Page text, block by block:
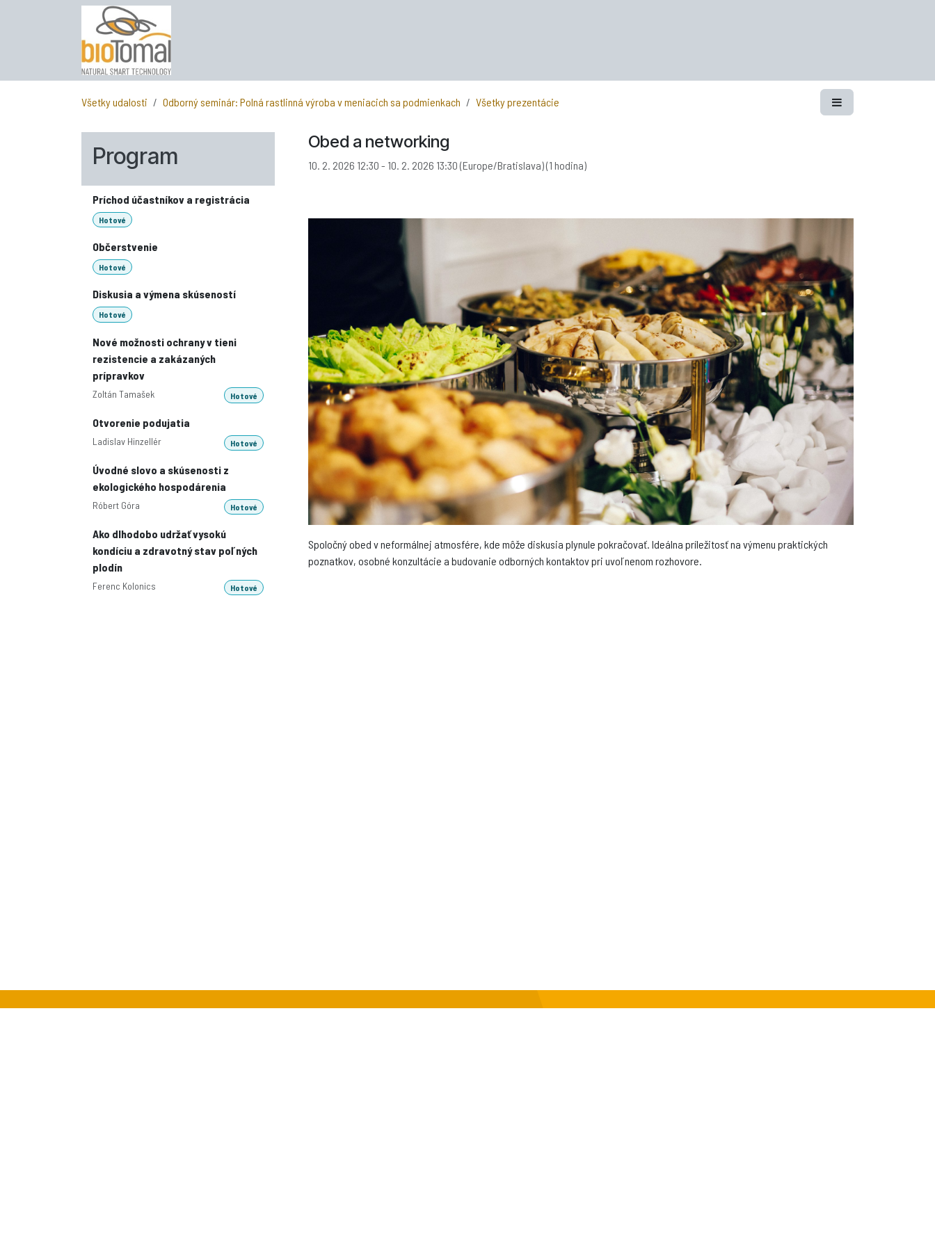
Všetky udalosti Odborný seminár: Polná rastlinná výroba v meniacich sa podmienkach Všetky prezentácie
Program
Príchod účastníkov a registrácia
Hotové
Občerstvenie
Hotové
Diskusia a výmena skúseností
Hotové
Nové možnosti ochrany v tieni
rezistencie a zakázaných
prípravkov
Zoltán Tamašek Hotové
Otvorenie podujatia
Ladislav Hinzellér Hotové
Úvodné slovo a skúsenosti z
ekologického hospodárenia
Róbert Góra Hotové
Ako dlhodobo udržať vysokú
kondíciu a zdravotný stav poľných
plodín
Ferenc Kolonics Hotové
Obed a networking
10. 2. 2026 12:30 - 10. 2. 2026 13:30(Europe/Bratislava) (1 hodina)
Spoločný obed v neformálnej atmosfére, kde môže diskusia plynule pokračovať. Ideálna príležitosť na výmenu praktických
poznatkov, osobné konzultácie a budovanie odborných kontaktov pri uvoľnenom rozhovore.